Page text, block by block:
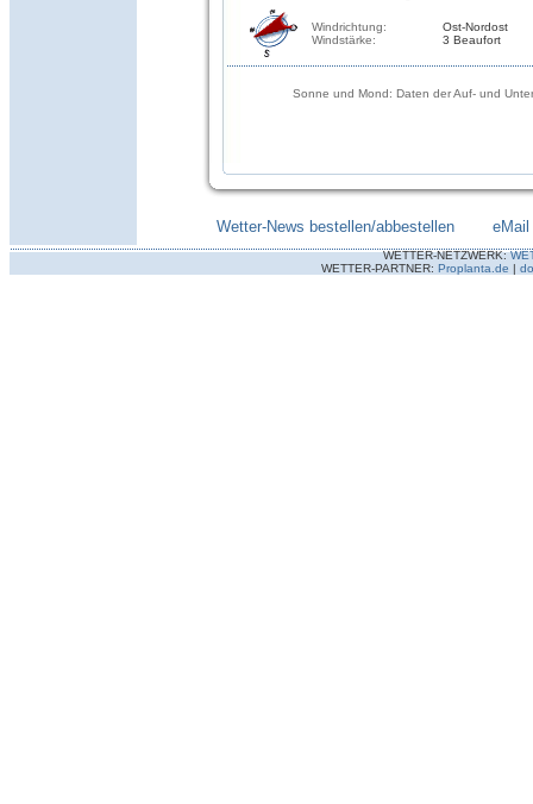
Windrichtung:
Windstärke:
Ost-Nordost
3 Beaufort
Sonne und Mond: Daten der Auf- und
Wetter-News bestellen/abbestellen eMail
WETTER-NETZWERK:
WETTER-PARTNER: Proplanta.de |